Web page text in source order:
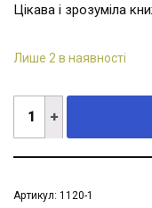
Цікава і зрозуміла
Лише 2 в наявності
Артикул: 1120-1